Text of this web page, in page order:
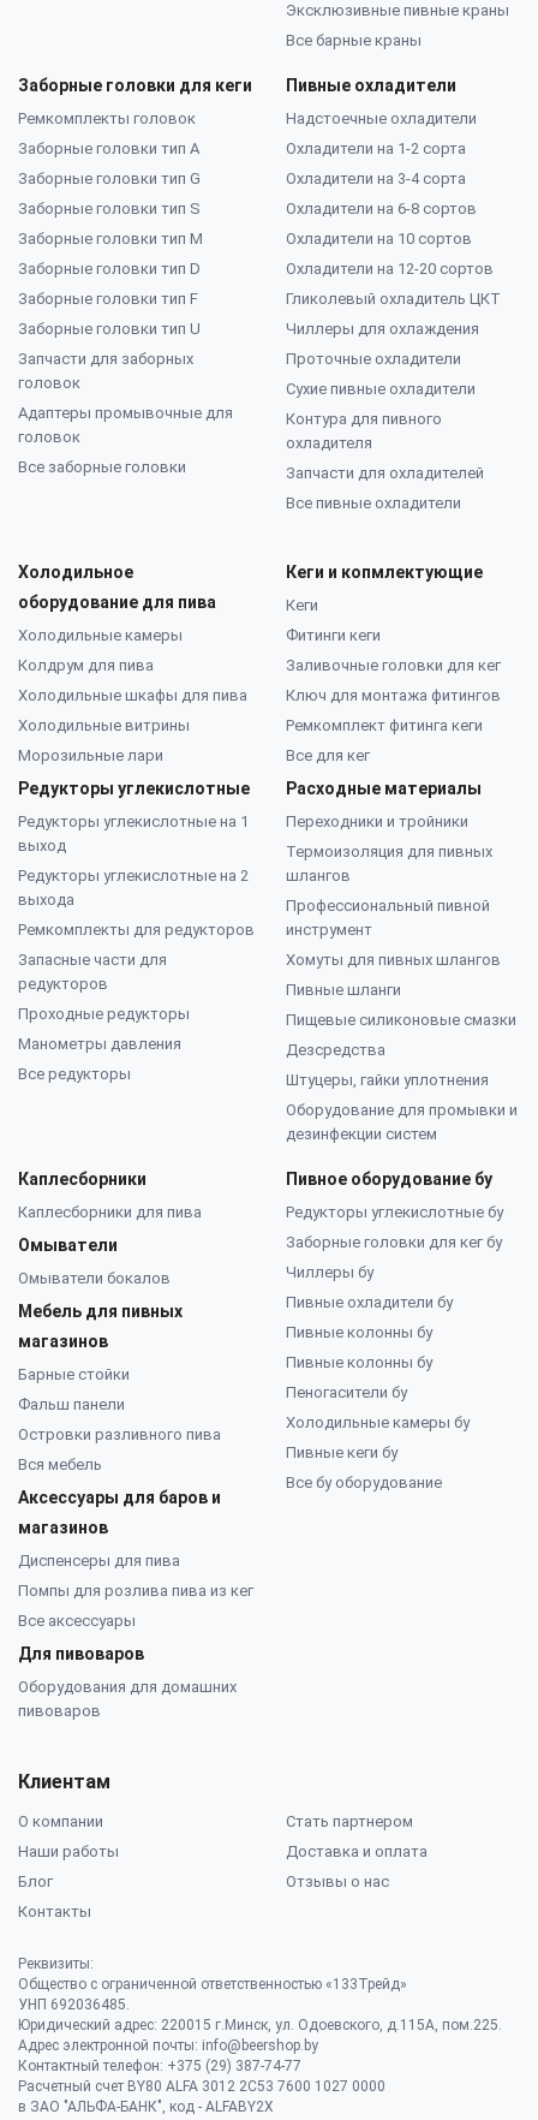
Эксклюзивные пивные краны
Все барные краны
Заборные головки для кеги
Ремкомплекты головок
Заборные головки тип А
Заборные головки тип G
Заборные головки тип S
Заборные головки тип M
Заборные головки тип D
Заборные головки тип F
Заборные головки тип U
Запчасти для заборных
головок
Адаптеры промывочные для
головок
Все заборные головки
Пивные охладители
Надстоечные охладители
Охладители на 1-2 сорта
Охладители на 3-4 сорта
Охладители на 6-8 сортов
Охладители на 10 сортов
Охладители на 12-20 сортов
Гликолевый охладитель ЦКТ
Чиллеры для охлаждения
Проточные охладители
Сухие пивные охладители
Контура для пивного
охладителя
Запчасти для охладителей
Все пивные охладители
Холодильное
оборудование для пива
Холодильные камеры
Колдрум для пива
Холодильные шкафы для пива
Холодильные витрины
Морозильные лари
Редукторы углекислотные
Редукторы углекислотные на 1
выход
Редукторы углекислотные на 2
выхода
Ремкомплекты для редукторов
Запасные части для
редукторов
Проходные редукторы
Манометры давления
Все редукторы
Кеги и копмлектующие
Кеги
Фитинги кеги
Заливочные головки для кег
Ключ для монтажа фитингов
Ремкомплект фитинга кеги
Все для кег
Расходные материалы
Переходники и тройники
Термоизоляция для пивных
шлангов
Профессиональный пивной
инструмент
Хомуты для пивных шлангов
Пивные шланги
Пищевые силиконовые смазки
Дезсредства
Штуцеры, гайки уплотнения
Оборудование для промывки и
дезинфекции систем
Каплесборники
Каплесборники для пива
Омыватели
Омыватели бокалов
Мебель для пивных
магазинов
Барные стойки
Фальш панели
Островки разливного пива
Вся мебель
Аксессуары для баров и
магазинов
Диспенсеры для пива
Помпы для розлива пива из кег
Все аксессуары
Для пивоваров
Оборудования для домашних
пивоваров
Пивное оборудование бу
Редукторы углекислотные бу
Заборные головки для кег бу
Чиллеры бу
Пивные охладители бу
Пивные колонны бу
Пивные колонны бу
Пеногасители бу
Холодильные камеры бу
Пивные кеги бу
Все бу оборудование
Клиентам
О компании
Стать партнером
Наши работы
Доставка и оплата
Блог
Отзывы о нас
Контакты
Реквизиты:
Общество с ограниченной ответственностью «133Трейд»
УНП 692036485​.
Юридический адрес: 220015 г.Минск, ул. Одоевского, д.115А, пом.225.
Адрес электронной почты: info@beershop.by
Контактный телефон: +375 (29) 387-74-77
Расчетный счет BY80 ALFA 3012 2C53 7600 1027 0000
в ЗАО "АЛЬФА-БАНК", код - ALFABY2X